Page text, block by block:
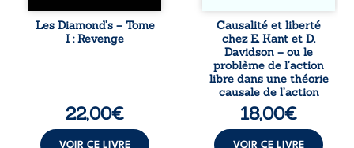
croise sa route.
Chef d’une famille
de Nomads, Juan
Les Diamond’s – Tome
I : Revenge
22,00€
VOIR CE LIVRE
responsabilité. De
la volonté
kantienne au
monisme anomal
de Davidson, il
interroge la
manière dont les
intentions et les
croyances
peuvent ...
Causalité et liberté
chez E. Kant et D.
Davidson – ou le
problème de l’action
libre dans une théorie
causale de l’action
18,00€
VOIR CE LIVRE